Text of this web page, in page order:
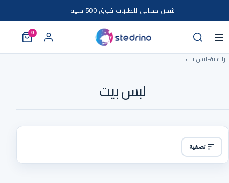
تخطى إلى المحتوىشحن مجاني للطلبات فوق 500 جنيه
0
الرئيسية-لبس بيت
لبس بيت
تصفية